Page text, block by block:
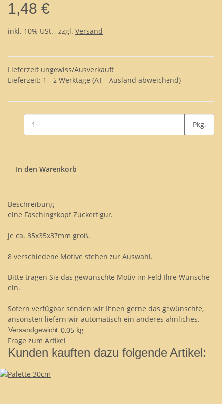
1,48 €
inkl. 10% USt. , zzgl. Versand
Lieferzeit ungewiss/Ausverkauft
Lieferzeit: 1 - 2 Werktage (AT - Ausland abweichend)
Pkg.
In den Warenkorb
Beschreibung
eine Faschingskopf Zuckerfigur.
je ca. 35x35x37mm groß.
8 verschiedene Motive stehen zur Auswahl.
Bitte tragen Sie das gewünschte Motiv im Feld Ihre Wünsche
ein.
Sofern verfügbar senden wir Ihnen gerne das gewünschte,
ansonsten liefern wir automatisch ein anderes ähnliches.
Versandgewicht:0,05 kg
Frage zum Artikel
Kunden kauften dazu folgende Artikel: